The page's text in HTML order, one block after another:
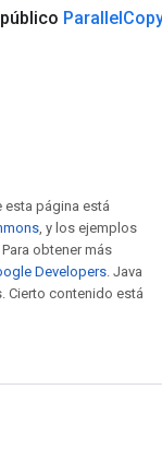
Parallel
esta página está
, y los ejemplos
Para obtener más
Developers. Java
Cierto contenido está